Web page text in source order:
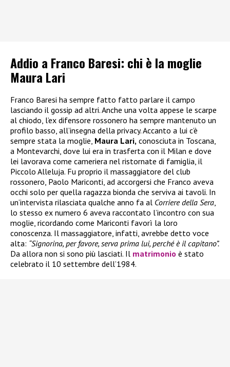
Addio a Franco Baresi: chi è la moglie
Maura Lari
Franco Baresi ha sempre fatto fatto parlare il campo
lasciando il gossip ad altri. Anche una volta appese le scarpe
al chiodo, l’ex difensore rossonero ha sempre mantenuto un
profilo basso, all’insegna della privacy. Accanto a lui c’è
sempre stata la moglie, Maura Lari, conosciuta in Toscana,
a Montevarchi, dove lui era in trasferta con il Milan e dove
lei lavorava come cameriera nel ristornate di famiglia, il
Piccolo Alleluja. Fu proprio il massaggiatore del club
rossonero, Paolo Mariconti, ad accorgersi che Franco aveva
occhi solo per quella ragazza bionda che serviva ai tavoli. In
un’intervista rilasciata qualche anno fa al Corriere della Sera
lo stesso ex numero 6 aveva raccontato l’incontro con sua
moglie, ricordando come Mariconti favorì la loro
conoscenza. Il massaggiatore, infatti, avrebbe detto voce
alta: “Signorina, per favore, serva prima lui, perché è il capitano”.
Da allora non si sono più lasciati. Il matrimonio è stato
celebrato il 10 settembre dell’1984.